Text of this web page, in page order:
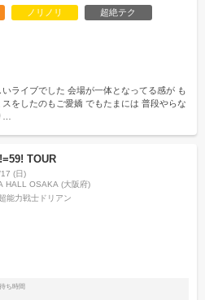
ノリノリ 超絶テク
ライブでした 会場が一体となってる感が も
をしたのもご愛嬌 でもたまには 普段やらな
…
TOUR
(日)
HALL OSAKA (大阪府)
超能力戦士ドリアン
ち時間